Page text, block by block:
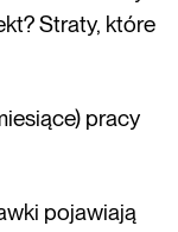
Straty, które
pracy
pojawiają